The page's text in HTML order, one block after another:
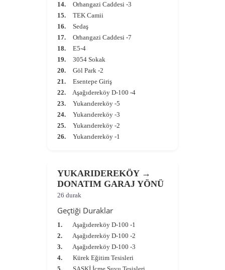
14.
Orhangazi Caddesi -3
15.
TEK Camii
16.
Sedaş
17.
Orhangazi Caddesi -7
18.
E5-4
19.
3054 Sokak
20.
Göl Park -2
21.
Esentepe Giriş
22.
Aşağıdereköy D-100 -4
23.
Yukarıdereköy -5
24.
Yukarıdereköy -3
25.
Yukarıdereköy -2
26.
Yukarıdereköy -1
YUKARIDEREKÖY →
DONATIM GARAJ YÖNÜ
26 durak
Geçtiği Duraklar
1.
Aşağıdereköy D-100 -1
2.
Aşağıdereköy D-100 -2
3.
Aşağıdereköy D-100 -3
4.
Kürek Eğitim Tesisleri